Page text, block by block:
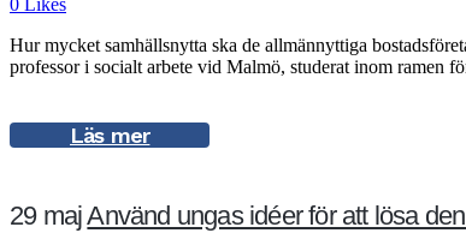
Hur mycket samhällsnytta ska de allmännyttiga
professor i socialt arbete vid Malmö, studerat inom ramen
Läs mer
29 majAnvänd ungas idéer för att lösa